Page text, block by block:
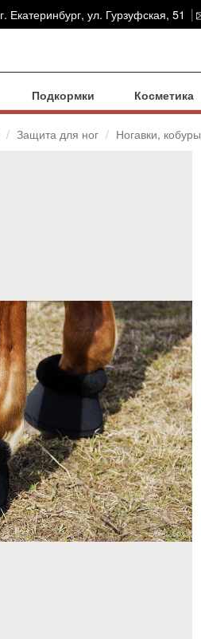
г. Екатеринбург, ул. Гурзуфская, 51
Подкормки Косметика
Защита для ног Ногавки, кобуры